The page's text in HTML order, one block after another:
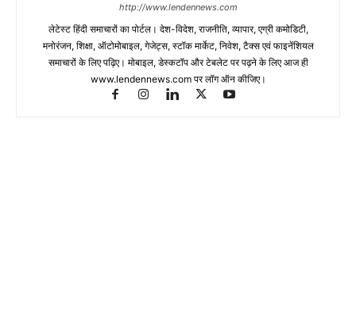
http://www.lendennews.com
लेटेस्ट हिंदी समाचारों का पोर्टल। देश-विदेश, राजनीति, व्यापार, एग्री कमोडिटी,
मनोरंजन, शिक्षा, ऑटोमोबाइल, गेजेट्स, स्टॉक मार्केट, निवेश, टैक्स एवं फाइनेंशियल
समाचारों के लिए पढ़िए। मोबाइल, डेस्कटॉप और टेबलेट पर पढ़ने के लिए आज ही
www.lendennews.com पर लॉग ऑन कीजिए।